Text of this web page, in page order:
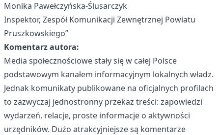
Monika Pawełczyńska-Ślusarczyk
Inspektor, Zespół Komunikacji Zewnętrznej Powiatu
Pruszkowskiego”
Komentarz autora:
Media społecznościowe stały się w całej Polsce
podstawowym kanałem informacyjnym lokalnych władz.
Jednak komunikaty publikowane na oficjalnych profilach
to zazwyczaj jednostronny przekaz treści: zapowiedzi
wydarzeń, relacje, proste informacje o aktywności
urzędników. Dużo atrakcyjniejsze są komentarze